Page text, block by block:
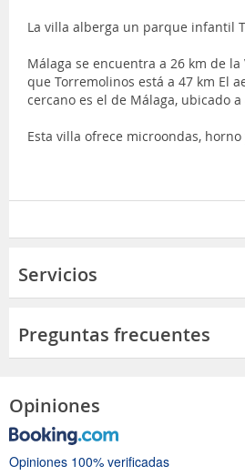
La villa alberga un parque infantil
Málaga se encuentra a 26 km de
que Torremolinos está a 47 km El
cercano es el de Málaga, ubicado a
Esta villa ofrece microondas,
Servicios
Preguntas frecuentes
Opiniones
Opiniones 100% verificadas